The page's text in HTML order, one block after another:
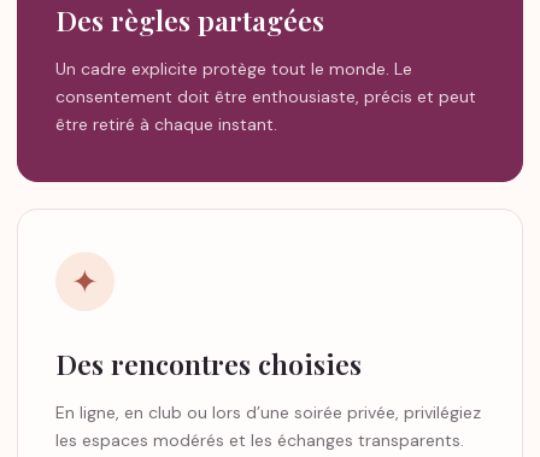
Des règles partagées
Un cadre explicite protège tout le monde. Le
consentement doit être enthousiaste, précis et peut
être retiré à chaque instant.
✦
Des rencontres choisies
En ligne, en club ou lors d’une soirée privée, privilégiez
les espaces modérés et les échanges transparents.